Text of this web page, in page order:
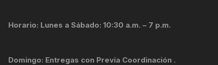
Horario: Lunes a Sábado: 10:30 a.m. – 7 p.m.
Domingo: Entregas con Previa Coordinación .